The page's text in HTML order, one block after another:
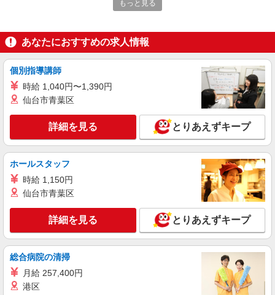
青果
時給1,235円以上
ライフグランシップ大船駅前店 神奈川県横浜
市栄区笠間2-2-1 GRAND SHIP 地下1階
キープ 詳細を見る
グランマルシェ株式会社
店長候補（店舗管理・接客販売）
経験・年齢を考慮して当社規定により優遇 ※試用
期間1〜3か月あり （給与・待遇に変わりなし） ■
昇給あり:年1回（4月） ■賞与あり:年2回（6月・
12月） ■各種手当あり ・皆勤手当 ・残業手当 ・
役職手当（副店長以上） ・資格手当 ・家族手当
（配偶者：月1万円、子1人：月5千円） ■退職金制
度あり ＜給与例＞ ■スタッフ：月給23万円〜 ■店
長：月給25万円〜 ■マネージャー昇格後：月給35
万円〜
業務スーパー 金井町店 （神奈川県横浜市栄
区金井町80-1）
キープ 詳細を見る
正社員
グランマルシェ株式会社
もっと見る
あなたにおすすめの求人情報
個別指導講師
時給 1,040円〜1,390円
仙台市青葉区
詳細を見る とりあえずキープ
ホールスタッフ
時給 1,150円
仙台市青葉区
詳細を見る とりあえずキープ
総合病院の清掃
月給 257,400円
港区